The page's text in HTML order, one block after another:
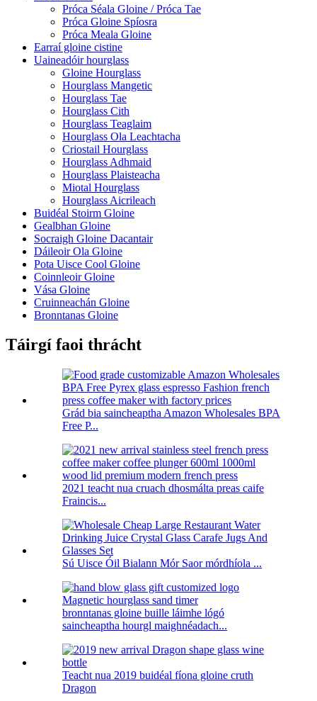
Próca Séala Gloine / Próca Tae
Próca Gloine Spíosra
Próca Meala Gloine
Earraí gloine cistine
Uaineadóir hourglass
Gloine Hourglass
Hourglass Mangetic
Hourglass Tae
Hourglass Cith
Hourglass Teaglaim
Hourglass Ola Leachtacha
Criostail Hourglass
Hourglass Adhmaid
Hourglass Plaisteacha
Miotal Hourglass
Hourglass Aicrileach
Buidéal Stoirm Gloine
Gealbhan Gloine
Socraigh Gloine Dacantair
Dáileoir Ola Gloine
Pota Uisce Cool Gloine
Coinnleoir Gloine
Vása Gloine
Cruinneachán Gloine
Bronntanas Gloine
Táirgí faoi thrácht
Grád bia saincheaptha Amazon Wholesales BPA
Free P...
2021 teacht nua cruach dhosmálta preas caife
Fraincis...
Sú Uisce Óil Bialann Mór Saor mórdhíola ...
bronntanas gloine buille láimhe lógó
saincheaptha hourgl maighnéadach...
Teacht nua 2019 buidéal fíona gloine cruth
Dragon